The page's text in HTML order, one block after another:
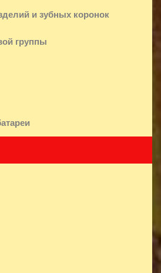
и зубных коронок
группы